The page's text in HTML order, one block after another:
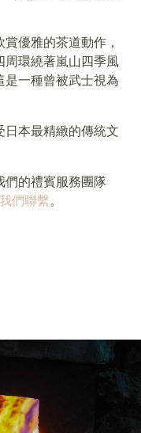
優雅的茶道動作，
周環繞著嵐山四季風
一種曾被武士視為
本最精緻的傳統文
們的禮賓服務團隊
們聯繫。